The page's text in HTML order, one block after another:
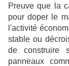
Preuve que la
pour doper le
l'activité
stable ou
de construire
panneaux